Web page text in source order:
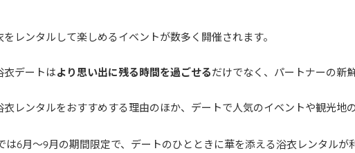
レンタルして楽しめるイベントが数多く開催されます。
衣デートはより思い出に残る時間を過ごせるだけでなく、パートナーの新
レンタルをおすすめする理由のほか、デートで人気のイベントや観光地
は6月～9月の期間限定で、デートのひとときに華を添える浴衣レンタルが